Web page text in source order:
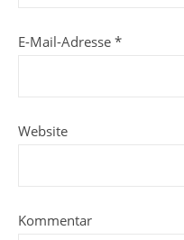
E-Mail-Adresse *
Website
Kommentar